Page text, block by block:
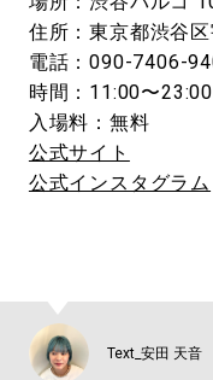
住所：東京都渋谷
電話：090-7406-
時間：11:00〜23:00
入場料：無料
公式サイト
公式インスタグラム
Text_安田 天音